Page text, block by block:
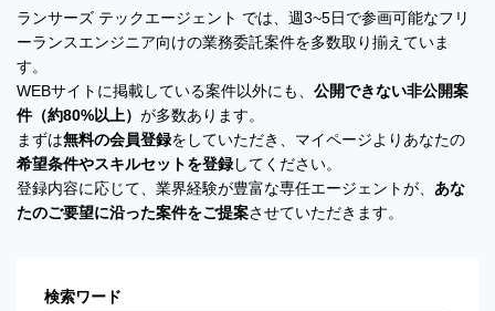
よくある質問
ログイン
会員登録
ランサーズ テックエージェント では、週3~5日で参画可能なフリ
ーランスエンジニア向けの業務委託案件を多数取り揃えていま
す。
WEBサイトに掲載している案件以外にも、 公開できない非公開案
件（約80%以上） が多数あります。
まずは無料の会員登録をしていただき、マイページよりあなたの
希望条件やスキルセットを登録してください。
登録内容に応じて、業界経験が豊富な専任エージェントが、 あな
たのご要望に沿った案件をご提案させていただきます。
検索ワード